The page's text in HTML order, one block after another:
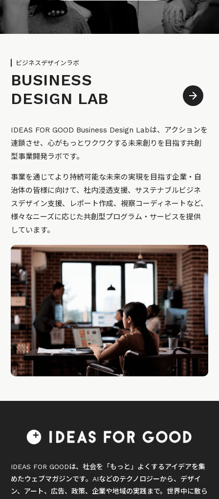
ビジネスデザインラボ
BUSINESS
DESIGN LAB
IDEAS FOR GOOD Business Design Labは、アクションを
連鎖させ、心がもっとワクワクする未来創りを目指す共創
型事業開発ラボです。
事業を通じてより持続可能な未来の実現を目指す企業・自
治体の皆様に向けて、社内浸透支援、サステナブルビジネ
スデザイン支援、レポート作成、視察コーディネートなど、
様々なニーズに応じた共創型プログラム・サービスを提供
しています。
IDEAS FOR GOODは、社会を「もっと」よくするアイデアを集
めたウェブマガジンです。AIなどのテクノロジーから、デザイ
ン、アート、広告、政策、企業や地域の実践まで。世界中に散ら